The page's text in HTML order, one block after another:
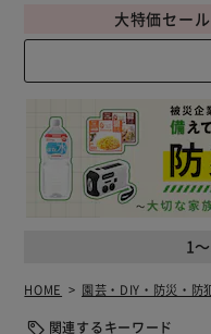
1
大特価セー
HOME 園芸・DIY・防災・防
関連するキーワード